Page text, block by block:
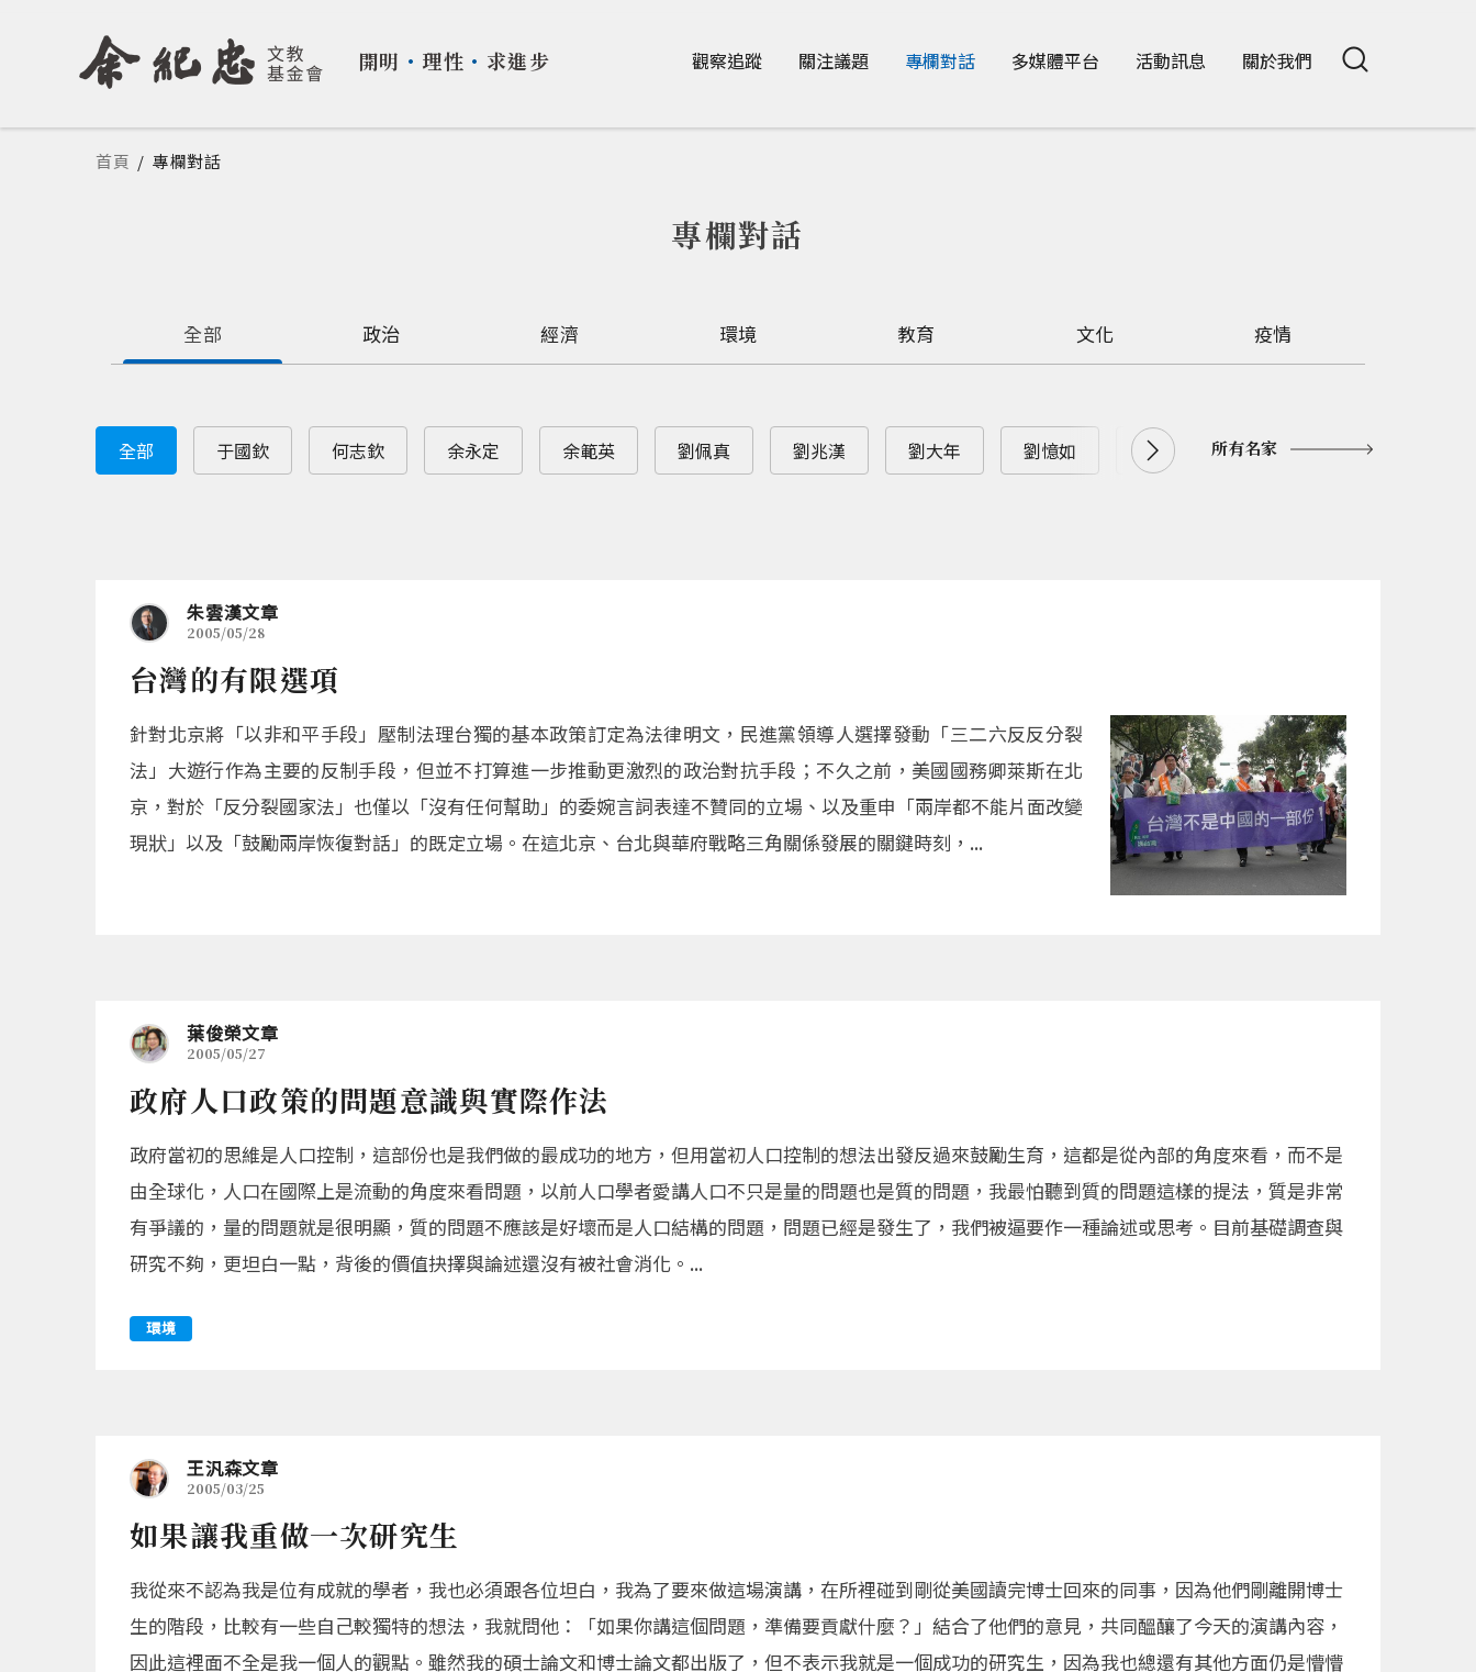
開明 ・ 理性 ・ 求進步 觀察追蹤 關注議題 專欄對話 多媒體平台 活動訊息 關於我們
您在這裡
首頁 / 專欄對話
專欄對話
全部 政治 經濟 環境 教育 文化 疫情
全部 于國欽 何志欽 余永定 余範英 劉佩真 劉兆漢 劉大年 劉憶如 南方朔 史欽泰 周延鵬
所有名家
朱雲漢文章
2005/05/28
台灣的有限選項
針對北京將「以非和平手段」壓制法理台獨的基本政策訂定為法律明文，民進黨領導人選擇發動「三二六反反分裂
法」大遊行作為主要的反制手段，但並不打算進一步推動更激烈的政治對抗手段；不久之前，美國國務卿萊斯在北
京，對於「反分裂國家法」也僅以「沒有任何幫助」的委婉言詞表達不贊同的立場、以及重申「兩岸都不能片面改變
現狀」以及「鼓勵兩岸恢復對話」的既定立場。在這北京、台北與華府戰略三角關係發展的關鍵時刻，...
葉俊榮文章
2005/05/27
政府人口政策的問題意識與實際作法
政府當初的思維是人口控制，這部份也是我們做的最成功的地方，但用當初人口控制的想法出發反過來鼓勵生育，這都是從內部的角度來看，而不是
由全球化，人口在國際上是流動的角度來看問題，以前人口學者愛講人口不只是量的問題也是質的問題，我最怕聽到質的問題這樣的提法，質是非常
有爭議的，量的問題就是很明顯，質的問題不應該是好壞而是人口結構的問題，問題已經是發生了，我們被逼要作一種論述或思考。目前基礎調查與
研究不夠，更坦白一點，背後的價值抉擇與論述還沒有被社會消化。...
環境
王汎森文章
2005/03/25
如果讓我重做一次研究生
我從來不認為我是位有成就的學者，我也必須跟各位坦白，我為了要來做這場演講，在所裡碰到剛從美國讀完博士回來的同事，因為他們剛離開博士
生的階段，比較有一些自己較獨特的想法，我就問他：「如果你講這個問題，準備要貢獻什麼？」結合了他們的意見，共同醞釀了今天的演講內容，
因此這裡面不全是我一個人的觀點。雖然我的碩士論文和博士論文都出版了，但不表示我就是一個成功的研究生，因為我也總還有其他方面仍是懵懵